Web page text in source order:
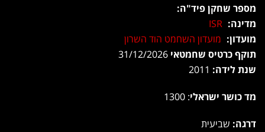
מספר שחקן פיד"ה:
מדינה: ISR
מועדון: מועדון השחמט הוד השרון
תוקף כרטיס שחמטאי
שנת לידה:
מד כושר ישראלי: 1300
דרגה: שביעית